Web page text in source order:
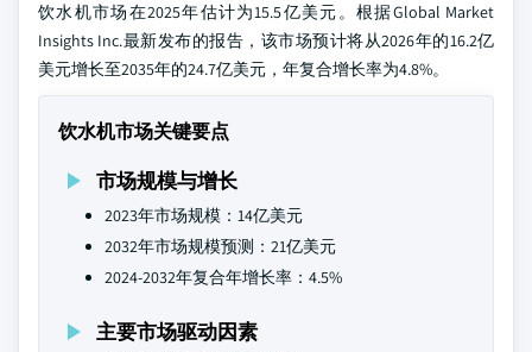
饮水机市场在2025年估计为15.5亿美元。根据Global Market
Insights Inc.最新发布的报告，该市场预计将从2026年的16.2亿
美元增长至2035年的24.7亿美元，年复合增长率为4.8%。
饮水机市场关键要点
市场规模与增长
2023年市场规模：14亿美元
2032年市场规模预测：21亿美元
2024-2032年复合年增长率：4.5%
主要市场驱动因素